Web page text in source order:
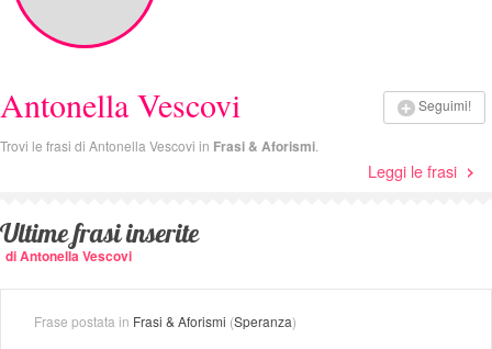
Seguimi!
Antonella Vescovi
Trovi le frasi di Antonella Vescovi in Frasi & Aforismi
Leggi le frasi
Ultime frasi inserite
di Antonella Vescovi
Frase postata in Frasi & Aforismi (Speranza)